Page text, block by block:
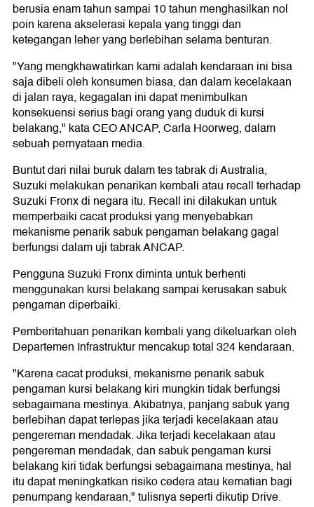
berusia enam tahun sampai 10 tahun menghasilkan nol
poin karena akselerasi kepala yang tinggi dan
ketegangan leher yang berlebihan selama benturan.
"Yang mengkhawatirkan kami adalah kendaraan ini bisa
saja dibeli oleh konsumen biasa, dan dalam kecelakaan
di jalan raya, kegagalan ini dapat menimbulkan
konsekuensi serius bagi orang yang duduk di kursi
belakang," kata CEO ANCAP, Carla Hoorweg, dalam
sebuah pernyataan media.
Buntut dari nilai buruk dalam tes tabrak di Australia,
Suzuki melakukan penarikan kembali atau recall terhadap
Suzuki Fronx di negara itu. Recall ini dilakukan untuk
memperbaiki cacat produksi yang menyebabkan
mekanisme penarik sabuk pengaman belakang gagal
berfungsi dalam uji tabrak ANCAP.
Pengguna Suzuki Fronx diminta untuk berhenti
menggunakan kursi belakang sampai kerusakan sabuk
pengaman diperbaiki.
Pemberitahuan penarikan kembali yang dikeluarkan oleh
Departemen Infrastruktur mencakup total 324 kendaraan.
"Karena cacat produksi, mekanisme penarik sabuk
pengaman kursi belakang kiri mungkin tidak berfungsi
sebagaimana mestinya. Akibatnya, panjang sabuk yang
berlebihan dapat terlepas jika terjadi kecelakaan atau
pengereman mendadak. Jika terjadi kecelakaan atau
pengereman mendadak, dan sabuk pengaman kursi
belakang kiri tidak berfungsi sebagaimana mestinya, hal
itu dapat meningkatkan risiko cedera atau kematian bagi
penumpang kendaraan," tulisnya seperti dikutip Drive.